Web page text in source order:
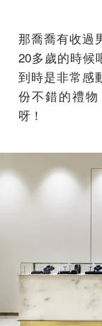
那喬喬有收過
20多歲的時候
到時是非常感
份不錯的禮
呀！